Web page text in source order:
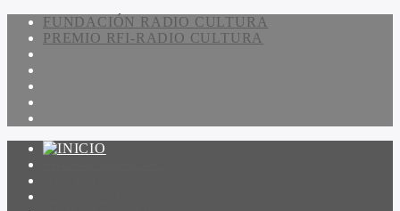
FUNDACIÓN RADIO CULTURA
PREMIO RFI-RADIO CULTURA